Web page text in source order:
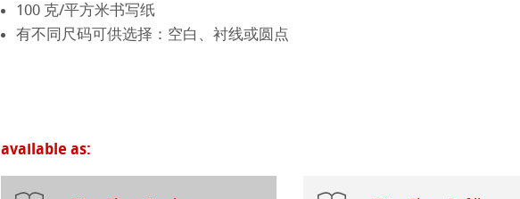
Harmony & Expression
漫画/平面设计/插画
方格纸
Lana 传统美术纸
年挂历大赛2023
Paintings 2020
Co-Branding
100 克/平方米书写纸
有不同尺码可供选择：空白、衬线或圆点
available as: